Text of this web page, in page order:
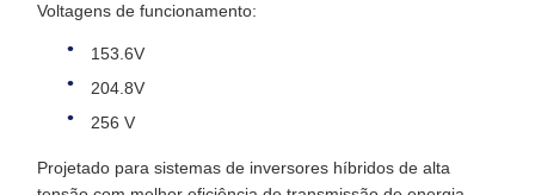
Voltagens de funcionamento:
153.6V
204.8V
256 V
Projetado para sistemas de inversores híbridos de alta